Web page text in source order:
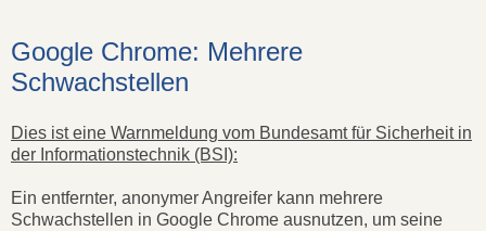
Google Chrome: Mehrere
Schwachstellen
Dies ist eine Warnmeldung vom Bundesamt für Sicherheit in
der Informationstechnik (BSI):
Ein entfernter, anonymer Angreifer kann mehrere
Schwachstellen in Google Chrome ausnutzen, um seine